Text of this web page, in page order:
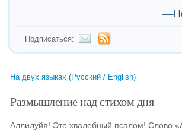
—
Подписаться:
На двух языках (Русский / English)
Размышление над стихом дня
Аллилуйя! Это хвалебный псалом! Слово